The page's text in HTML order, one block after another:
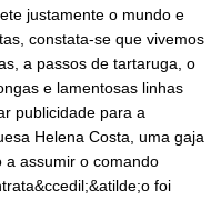
justamente o mundo e
constata-se que vivemos
a passos de tartaruga, o
e lamentosas linhas
publicidade para a
Helena Costa, uma gaja
a assumir o comando
foi